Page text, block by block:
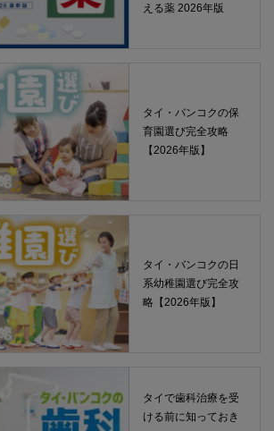
える薬 2026年版
タイ・バンコクの保
育園選び完全攻略
【2026年版】
タイ・バンコクの日
系幼稚園選び完全攻
略【2026年版】
タイで歯科治療を受
ける前に知っておき